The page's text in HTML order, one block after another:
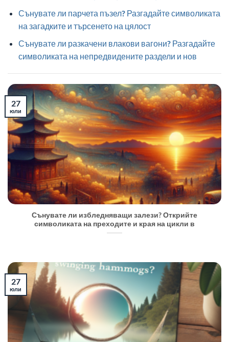
Сънувате ли парчета пъзел? Разгадайте символиката
на загадките и търсенето на цялост
Сънувате ли разкачени влакови вагони? Разгадайте
символиката на непредвидените раздели и нов
Сънувате ли избледняващи залези? Открийте
символиката на преходите и края на цикли в
27
юли
27
юли